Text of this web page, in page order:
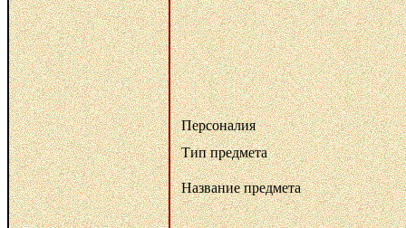
Персоналия
Тип предмета
Название предмета